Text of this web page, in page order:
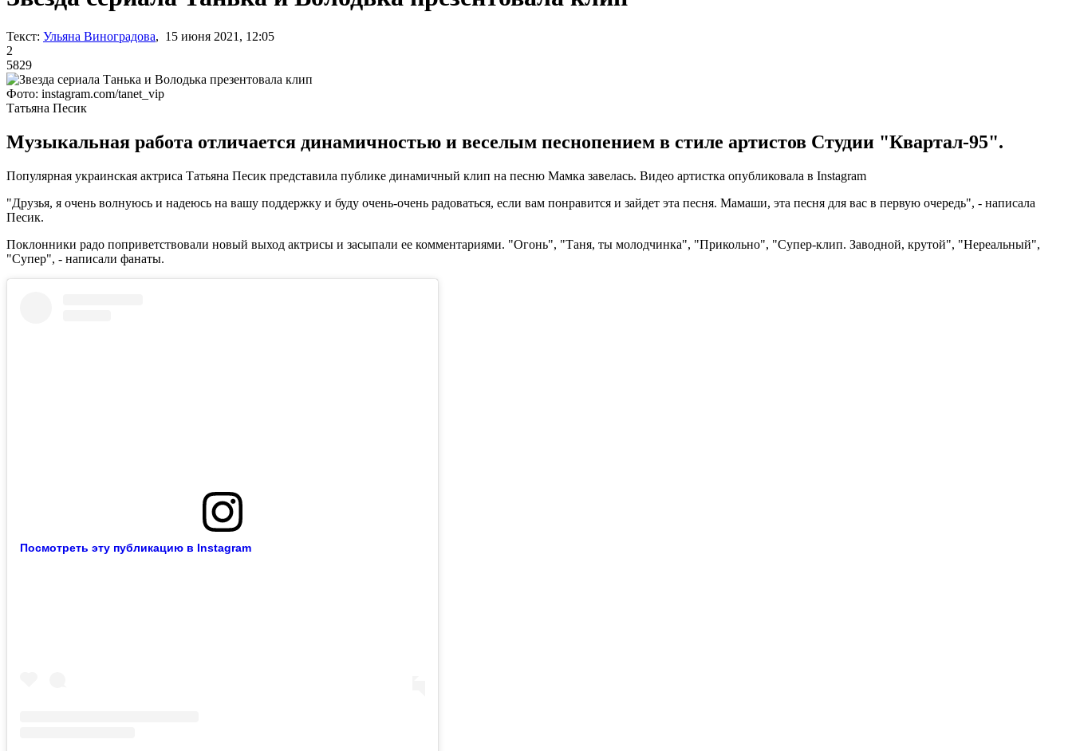
Текст: Ульяна Виноградова, 15 июня 2021, 12:05
2
5829
Фото: instagram.com/tanet_vip
Татьяна Песик
Музыкальная работа отличается динамичностью и веселым песнопением в стиле артистов Студии "Квартал-95".
Популярная украинская актриса Татьяна Песик представила публике динамичный клип на песню Мамка завелась. Видео артистка опубликовала в Instagram
"Друзья, я очень волнуюсь и надеюсь на вашу поддержку и буду очень-очень радоваться, если вам понравится и зайдет эта песня. Мамаши, эта песня для вас в первую очередь", - написала
Песик.
Поклонники радо поприветствовали новый выход актрисы и засыпали ее комментариями. "Огонь", "Таня, ты молодчинка", "Прикольно", "Супер-клип. Заводной, крутой", "Нереальный",
"Супер", - написали фанаты.
Посмотреть эту публикацию в Instagram